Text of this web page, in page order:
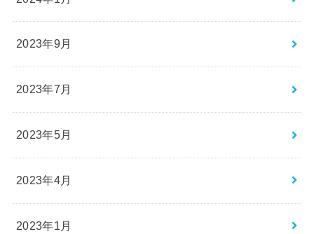
2023年9月
2023年7月
2023年5月
2023年4月
2023年1月